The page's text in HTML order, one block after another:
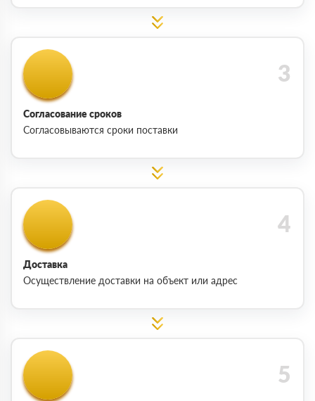
Согласование сроков
Согласовываются сроки поставки
Доставка
Осуществление доставки на объект или адрес